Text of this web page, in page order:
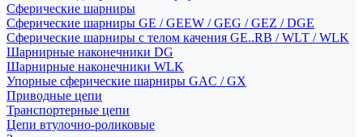
Сферические шарниры
Сферические шарниры GE / GEEW / GEG / GEZ / DGE
Сферические шарниры с телом качения GE..RB / WLT / WLK
Шарнирные наконечники DG
Шарнирные наконечники WLK
Упорные сферические шарниры GAC / GX
Приводные цепи
Транспортерные цепи
Цепи втулочно-роликовые